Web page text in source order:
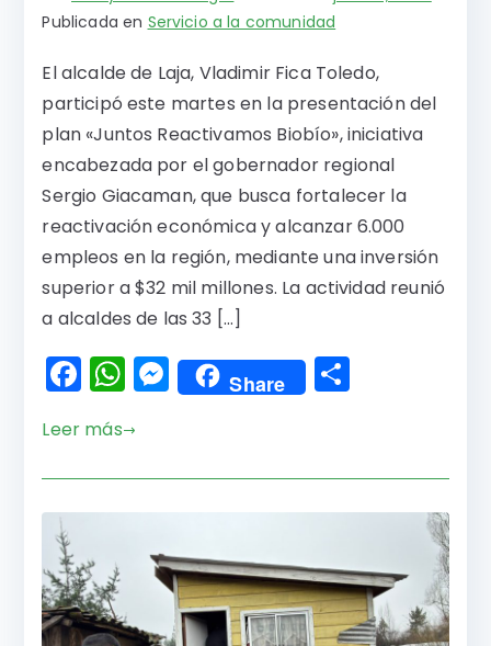
Publicada en Servicio a la comunidad
El alcalde de Laja, Vladimir Fica Toledo,
participó este martes en la presentación del
plan «Juntos Reactivamos Biobío», iniciativa
encabezada por el gobernador regional
Sergio Giacaman, que busca fortalecer la
reactivación económica y alcanzar 6.000
empleos en la región, mediante una inversión
superior a $32 mil millones. La actividad reunió
a alcaldes de las 33 […]
F
c
e
b
o
o
k
W
a
ts
A
M
e
s
e
n
g
er
Share
p
a
r
Leer más